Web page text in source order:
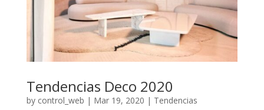
Tendencias Deco 2020
by control_web | Mar 19, 2020 | Tendencias